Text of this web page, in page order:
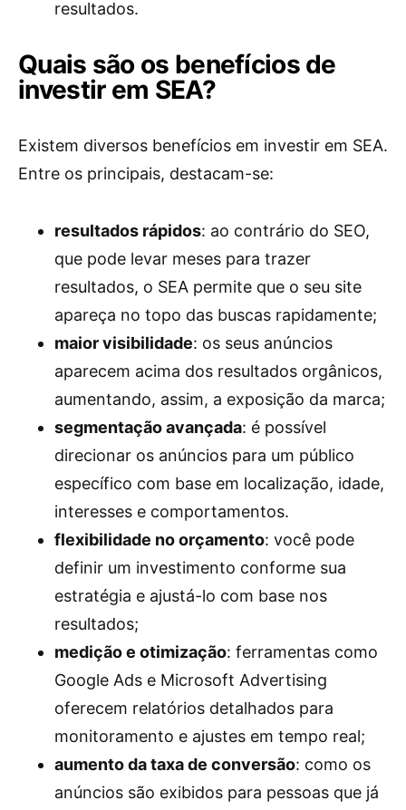
resultados.
Quais são os benefícios de
investir em SEA?
Existem diversos benefícios em investir em SEA.
Entre os principais, destacam-se:
resultados rápidos: ao contrário do SEO,
que pode levar meses para trazer
resultados, o SEA permite que o seu site
apareça no topo das buscas rapidamente;
maior visibilidade: os seus anúncios
aparecem acima dos resultados orgânicos,
aumentando, assim, a exposição da marca;
segmentação avançada: é possível
direcionar os anúncios para um público
específico com base em localização, idade,
interesses e comportamentos.
flexibilidade no orçamento: você pode
definir um investimento conforme sua
estratégia e ajustá-lo com base nos
resultados;
medição e otimização: ferramentas como
Google Ads e Microsoft Advertising
oferecem relatórios detalhados para
monitoramento e ajustes em tempo real;
aumento da taxa de conversão: como os
anúncios são exibidos para pessoas que já